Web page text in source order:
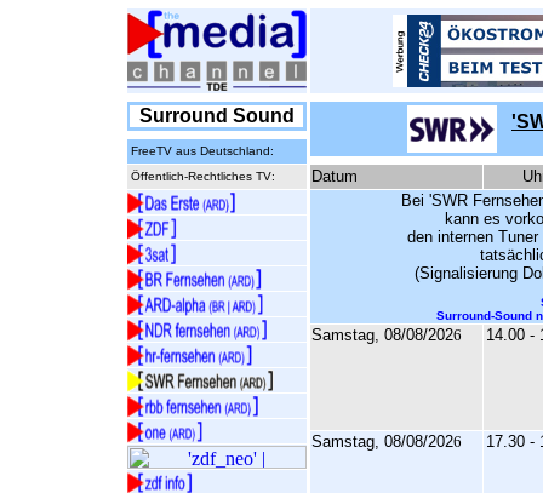
Surround Sound
FreeTV aus Deutschland:
Öffentlich-Rechtliches TV:
Datum
Bei 'SWR
kann es
den internen
(Signalisierung
Surround-Sound
Samstag, 08/08/2026 14.00 -
Samstag, 08/08/2026 17.30 -